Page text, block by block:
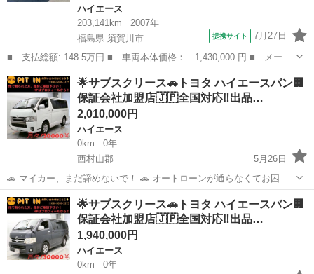
ハイエース
203,141km
2007年
福島県 須賀川市
提携サイト 7月27日
■ 支払総額: 148.5万円 ■ 車両本体価格： 1,430,000 円 ■ メーカ
ー名： トヨタ ■ 車種名： ハイエースワゴン ■ グレード名：
ＤＸ １０人乗り ナビ ＴＶ バックカメラ ＥＴＣ パワースラ
イドドア...
福島 須賀川市 ハイエース
︎🌟サブスクリース🚗トヨタ ハイエースバン🏢
保証会社加盟店🇯🇵全国対応‼️出品…
2,010,000円
ハイエース
0km
0年
西村山郡
5月26日
🚗 マイカー、まだ諦めないで！ 🚗 オートローンが通らなくてお困り
の方へ。 当店独自の「サブスクリース」で、ご希望のお車に乗りませ
んか？ ​🚘 【車両詳細】 🚘 ■ トヨタ ハイエースバン ■ 年式：平成27年
■ 走行距...
山形 西村山郡 ハイエース 車両
︎🌟サブスクリース🚗トヨタ ハイエースバン🏢
保証会社加盟店🇯🇵全国対応‼️出品…
1,940,000円
ハイエース
0km
0年